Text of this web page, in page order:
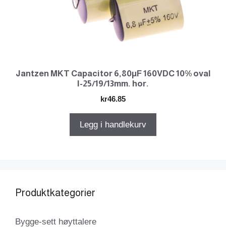
Jantzen MKT Capacitor 6,80µF 160VDC 10% oval
l-25/19/13mm. hor.
kr46.85
Legg i handlekurv
Produktkategorier
Bygge-sett høyttalere